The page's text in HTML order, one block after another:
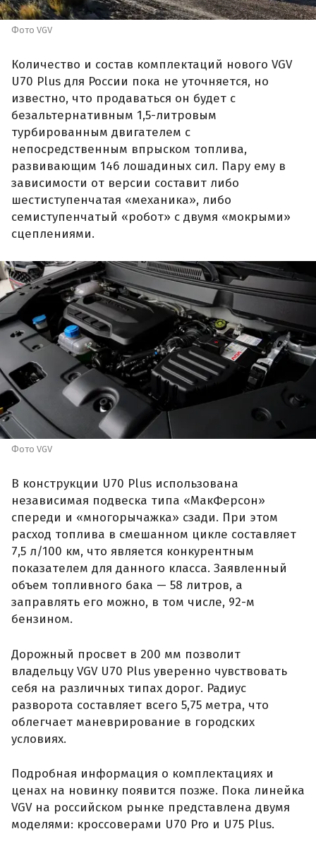
Фото VGV
Количество и состав комплектаций нового VGV
U70 Plus для России пока не уточняется, но
известно, что продаваться он будет с
безальтернативным 1,5-литровым
турбированным двигателем с
непосредственным впрыском топлива,
развивающим 146 лошадиных сил. Пару ему в
зависимости от версии составит либо
шестиступенчатая «механика», либо
семиступенчатый «робот» с двумя «мокрыми»
сцеплениями.
Фото VGV
В конструкции U70 Plus использована
независимая подвеска типа «МакФерсон»
спереди и «многорычажка» сзади. При этом
расход топлива в смешанном цикле составляет
7,5 л/100 км, что является конкурентным
показателем для данного класса. Заявленный
объем топливного бака — 58 литров, а
заправлять его можно, в том числе, 92-м
бензином.
Дорожный просвет в 200 мм позволит
владельцу VGV U70 Plus уверенно чувствовать
себя на различных типах дорог. Радиус
разворота составляет всего 5,75 метра, что
облегчает маневрирование в городских
условиях.
Подробная информация о комплектациях и
ценах на новинку появится позже. Пока линейка
VGV на российском рынке представлена двумя
моделями: кроссоверами U70 Pro и U75 Plus.